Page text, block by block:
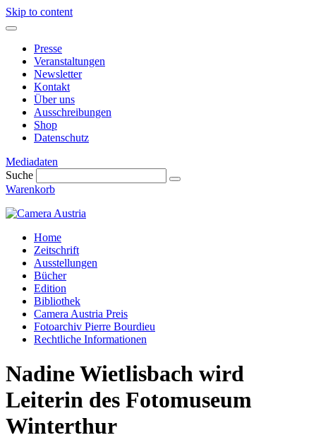
Skip to content
Presse
Veranstaltungen
Newsletter
Kontakt
Über uns
Ausschreibungen
Shop
Datenschutz
Mediadaten
Suche
Warenkorb
Home
Zeitschrift
Ausstellungen
Bücher
Edition
Bibliothek
Camera Austria Preis
Fotoarchiv Pierre Bourdieu
Rechtliche Informationen
Nadine Wietlisbach wird
Leiterin des Fotomuseum
Winterthur